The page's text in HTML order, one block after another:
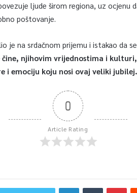
ljude širom regiona, uz ocjenu
poštovanje.
je na srdačnom prijemu i istakao da se
njihovim vrijednostima i
i emociju koju nosi ovaj veliki jubilej.
0
Article Rating